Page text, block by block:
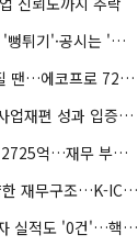
기술특례 상장사, 실적 추정은 '뻥튀기'·공시는 '누락'
에코프로비엠, 1.2조 유증 차질 땐…에코프로 7270억 '독박'
상장사 옷 벗는 신세계푸드…사업재편 성과 입증할까
한화솔루션, 여천NCC 재편에 2725억…재무 부담 커지나
NH농협생명, 금리상승에 취약한 재무구조…K-ICS 변동성 '주의보'
신한투자증권, IPO 조직 줄이자 실적도 '0건'…핵심 인력까지 이탈